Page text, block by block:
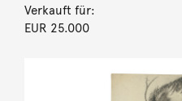
Verkauft für:
EUR 25.000